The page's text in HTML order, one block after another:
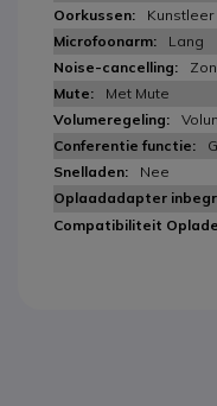
Kunstleer
Lang
Met Mute
Nee